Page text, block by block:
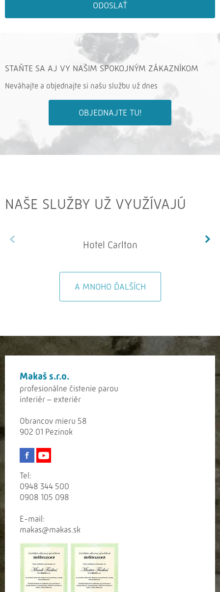
ODOSLAŤ
STAŇTE SA AJ VY NAŠIM SPOKOJNÝM ZÁKAZNÍKOM
Neváhajte a objednajte si našu službu už dnes
OBJEDNAJTE TU!
NAŠE SLUŽBY UŽ VYUŽÍVAJÚ
Hotel Carlton
A MNOHO ĎALŠÍCH
Makaš s.r.o.
profesionálne čistenie parou
interiér – exteriér
Obrancov mieru 58
902 01 Pezinok
Tel:
0948 344 500
0908 105 098
E-mail:
makas@makas.sk